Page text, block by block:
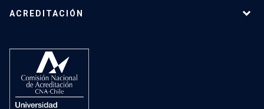
ACREDITACIÓN